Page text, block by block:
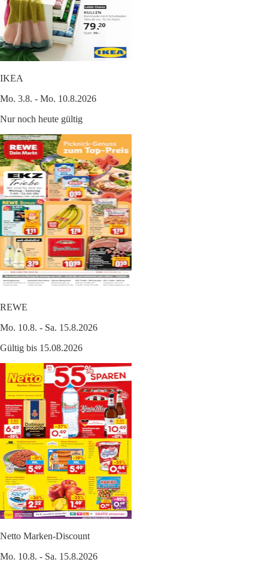
IKEA
Mo. 3.8. - Mo. 10.8.2026
Nur noch heute gültig
REWE
Mo. 10.8. - Sa. 15.8.2026
Gültig bis 15.08.2026
Netto Marken-Discount
Mo. 10.8. - Sa. 15.8.2026